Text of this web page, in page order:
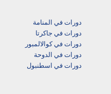
دورات في المنامة
دورات في جاكرتا
دورات في كوالالمبور
دورات في الدوحة
دورات في اسطنبول